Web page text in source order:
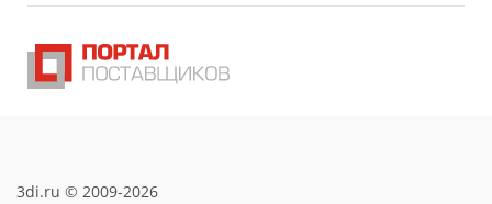
3di.ru © 2009-2026